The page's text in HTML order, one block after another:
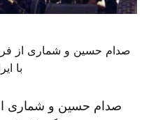
صدام حسین و شماری